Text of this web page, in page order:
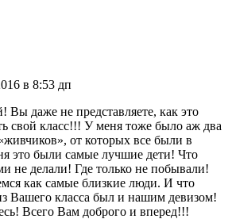
в 8:53 дп
Вы даже не представляете, как это
свой класс!!! У меня тоже было аж два
от которых все были в
это были самые лучшие дети! Что
не делали! Где только не побывали!
как самые близкие люди. И что
Вашего класса был и нашим девизом!
Всего Вам доброго и вперед!!!